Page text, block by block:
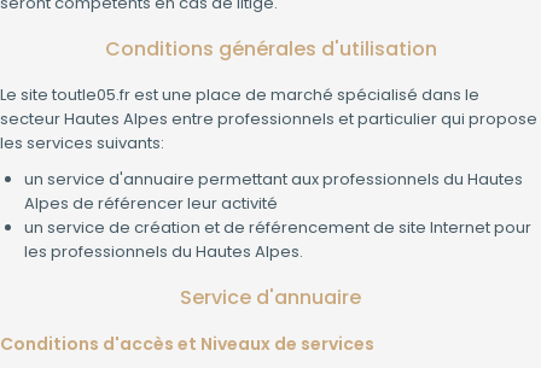
Conditions générales d'utilisation
Le site toutle05.fr est une place de marché spécialisé dans le
secteur Hautes Alpes entre professionnels et particulier qui propose
les services suivants:
un service d'annuaire permettant aux professionnels du Hautes
Alpes de référencer leur activité
un service de création et de référencement de site Internet pour
les professionnels du Hautes Alpes.
Service d'annuaire
Conditions d'accès et Niveaux de services